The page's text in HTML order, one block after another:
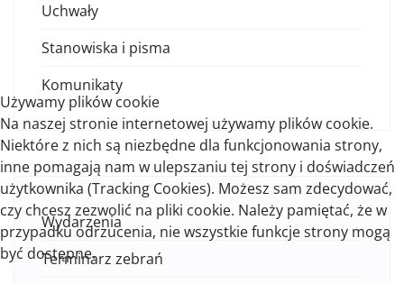
Uchwały
Stanowiska i pisma
Komunikaty
Wydarzenia
Terminarz zebrań
Używamy plików cookie
Na naszej stronie internetowej używamy plików cookie.
Niektóre z nich są niezbędne dla funkcjonowania strony,
inne pomagają nam w ulepszaniu tej strony i doświadczeń
użytkownika (Tracking Cookies). Możesz sam zdecydować,
czy chcesz zezwolić na pliki cookie. Należy pamiętać, że w
przypadku odrzucenia, nie wszystkie funkcje strony mogą
być dostępne.